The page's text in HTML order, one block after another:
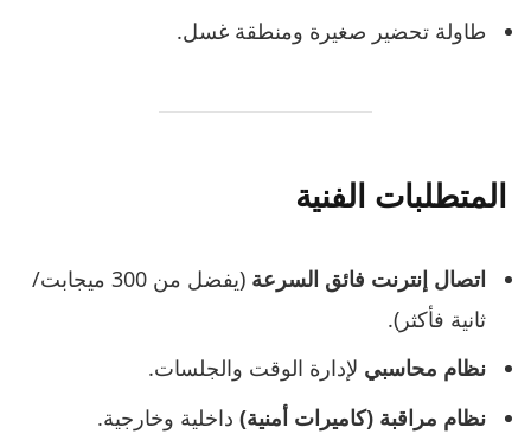
طاولة تحضير صغيرة ومنطقة غسل.
المتطلبات الفنية
اتصال إنترنت فائق السرعة
(يفضل من 300 ميجابت/
ثانية فأكثر).
نظام محاسبي لإدارة الوقت والجلسات.
نظام مراقبة (كاميرات أمنية) داخلية وخارجية.